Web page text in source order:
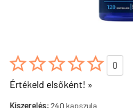

0
Értékeld elsőként! »
Kiszerelés: 240 kapszula